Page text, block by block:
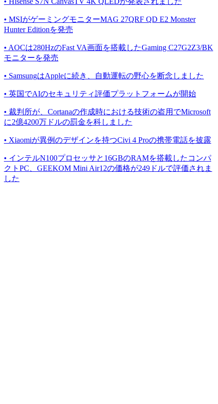
• MSIがゲーミングモニターMAG 27QRF QD E2 Monster
Hunter Editionを発売
• AOCは280HzのFast VA画面を搭載したGaming C27G2Z3/BK
モニターを発売
• SamsungはAppleに続き、自動運転の野心を断念しました
• 英国でAIのセキュリティ評価プラットフォームが開始
• 裁判所が、Cortanaの作成時における技術の盗用でMicrosoft
に2億4200万ドルの罰金を科しました
• Xiaomiが異例のデザインを持つCivi 4 Proの携帯電話を披露
• インテルN100プロセッサと16GBのRAMを搭載したコンパ
クトPC、GEEKOM Mini Air12の価格が249ドルで評価されま
した